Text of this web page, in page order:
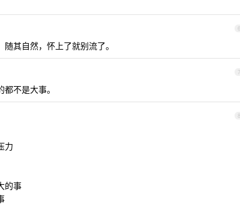
6
其自然，怀上了就别流了。
7
不是大事。
8
力
的事